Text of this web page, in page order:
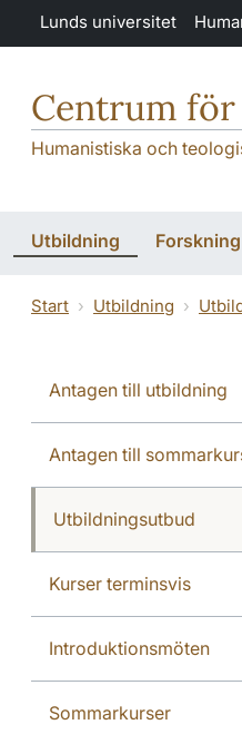
Hoppa till huvudinnehåll
Lunds universitet
Centrum
Humanistiska och
Utbildning Forskning
Start Utbildning
Antagen till utbildning
Antagen till
Utbildningsutbud
Kurser terminsvis
Introduktionsmöten
Sommarkurser